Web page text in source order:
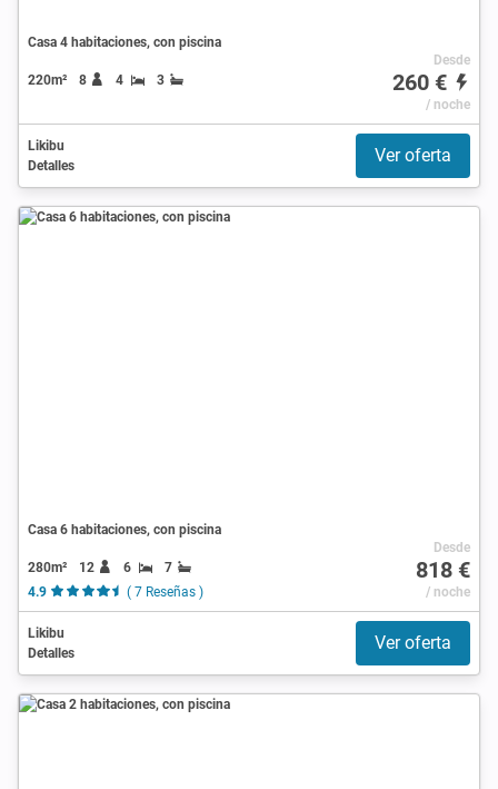
Casa 4 habitaciones, con piscina
220m² 8 4 3
Desde
260 €
/ noche
Likibu
Detalles
Ver oferta
Casa 6 habitaciones, con piscina
280m² 12 6
7
4.9
( 7 Reseñas )
Desde
818 €
/ noche
Likibu
Detalles
Ver oferta